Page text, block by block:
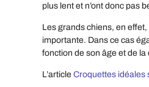
plus lent et n’ont donc pas
Les grands chiens, en
importante. Dans ce cas
fonction de son âge et de la
L’article Croquettes idéales